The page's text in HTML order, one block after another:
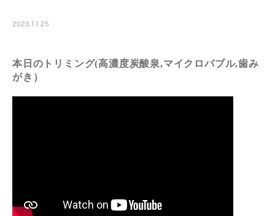
2023.11.25
本日のトリミング(高濃度炭酸泉,マイクロバブル,歯み
がき）